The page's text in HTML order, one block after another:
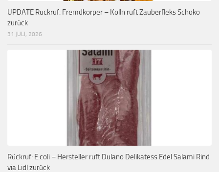
UPDATE Rückruf: Fremdkörper – Kölln ruft Zauberfleks Schoko
zurück
31 JULI, 2026
Rückruf: E.coli – Hersteller ruft Dulano Delikatess Edel Salami Rind
via Lidl zurück